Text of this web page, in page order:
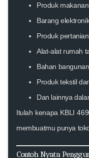
Produk
Barang
Produk pertanian
Alat-alat rumah
Bahan bangunan
Produk tekstil
Dan lainnya
Itulah kenapa KBLI
membuatmu punya
Contoh Nyata